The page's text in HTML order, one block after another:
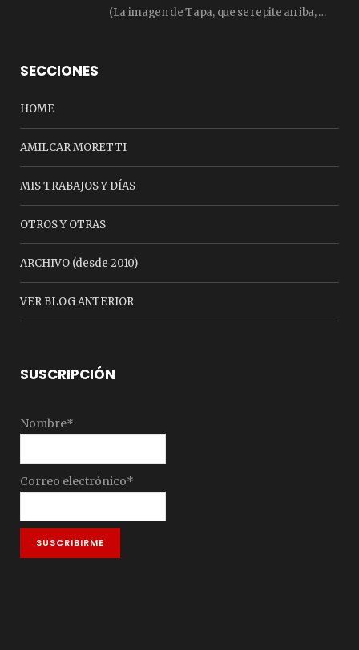
(La imagen de Tapa, que se repite arriba, fue compuesta por Amilcar Moretti el viernes…
SECCIONES
HOME
AMILCAR MORETTI
MIS TRABAJOS Y DÍAS
OTROS Y OTRAS
ARCHIVO (desde 2010)
VER BLOG ANTERIOR
SUSCRIPCIÓN
Nombre*
Correo electrónico*